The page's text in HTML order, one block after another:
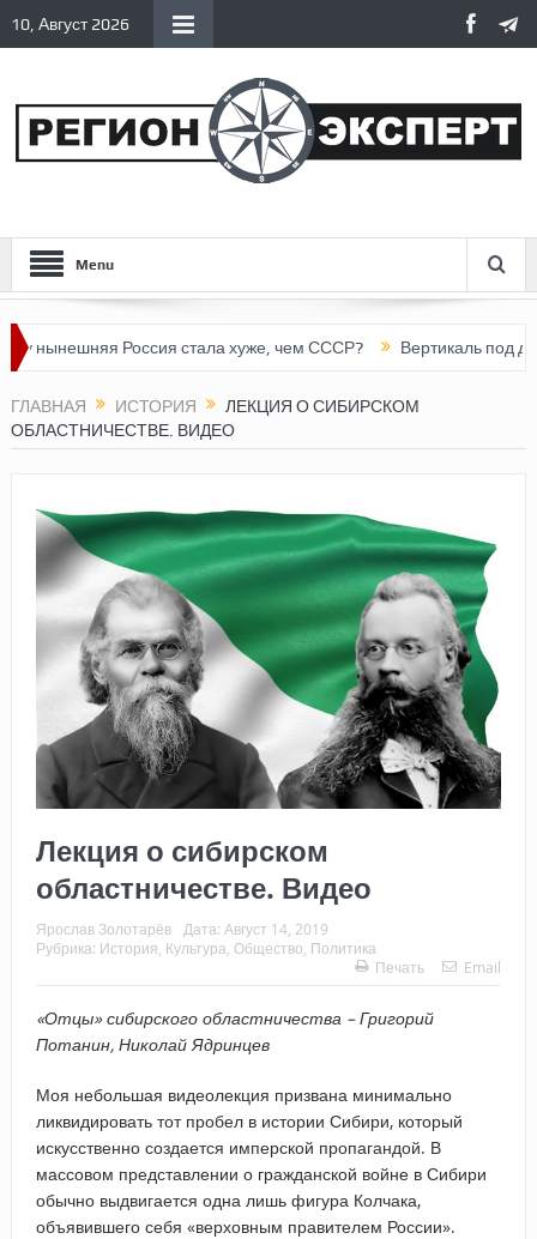
10, Август 2026
Menu
Россия стала хуже, чем СССР? Вертикаль под
ГЛАВНАЯ ИСТОРИЯ
ЛЕКЦИЯ О СИБИРСКОМ
ОБЛАСТНИЧЕСТВЕ. ВИДЕО
Лекция о сибирском
областничестве. Видео
Ярослав Золотарёв Дата: Август 14, 2019
Рубрика: История Культура Общество Политика
Печать
Email
«Отцы» сибирского областничества – Григорий
Потанин, Николай Ядринцев
Моя небольшая видеолекция призвана минимально
ликвидировать тот пробел в истории Сибири, который
искусственно создается имперской пропагандой. В
массовом представлении о гражданской войне в Сибири
обычно выдвигается одна лишь фигура Колчака,
объявившего себя «верховным правителем России».